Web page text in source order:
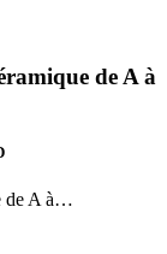
de A à
de A à…